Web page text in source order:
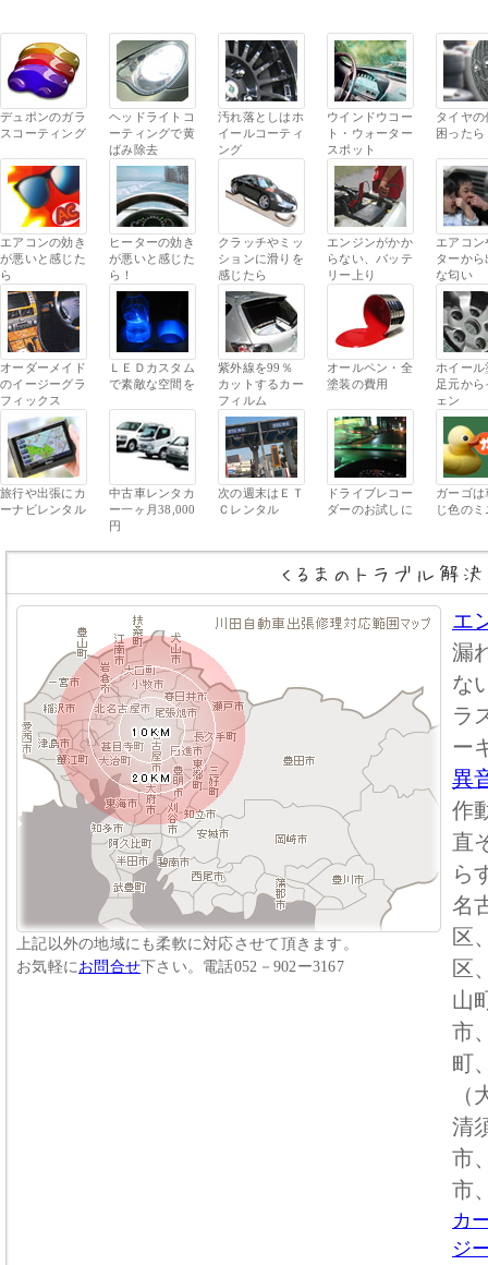
デュポンのガラ
スコーティング
ヘッドライトコ
ーティングで黄
ばみ除去
汚れ落としはホ
イールコーティ
ング
ウインドウコー
ト・ウォーター
スポット
タイヤ
困ったら
エアコンの効き
が悪いと感じた
ら
ヒーターの効き
が悪いと感じた
ら！
クラッチやミッ
ションに滑りを
感じたら
エンジンがかか
らない、バッテ
リー上り
エアコ
ターか
な匂い
オーダーメイド
のイージーグラ
フィックス
ＬＥＤカスタム
で素敵な空間を
紫外線を99％
カットするカー
フィルム
オールペン・全
塗装の費用
ホイール
足元か
ェン
旅行や出張にカ
ーナビレンタル
中古車レンタカ
ー一ヶ月38,000
円
次の週末はＥＴ
Ｃレンタル
ドライブレコー
ダーのお試しに
ガーゴは
じ色の
上記以外の地域にも柔軟に対応させて頂きます。
お気軽にお問合せ下さい。電話052－902ー3167
エ
漏
な
ラ
ー
異
作
直
ら
名
区
区
山
市
町
清
市
市
カ
ジ